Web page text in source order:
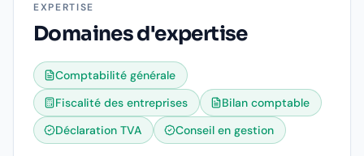
EXPERTISE
Domaines d'expertise
Comptabilité générale
Fiscalité des entreprises
Bilan comptable
Déclaration TVA
Conseil en gestion